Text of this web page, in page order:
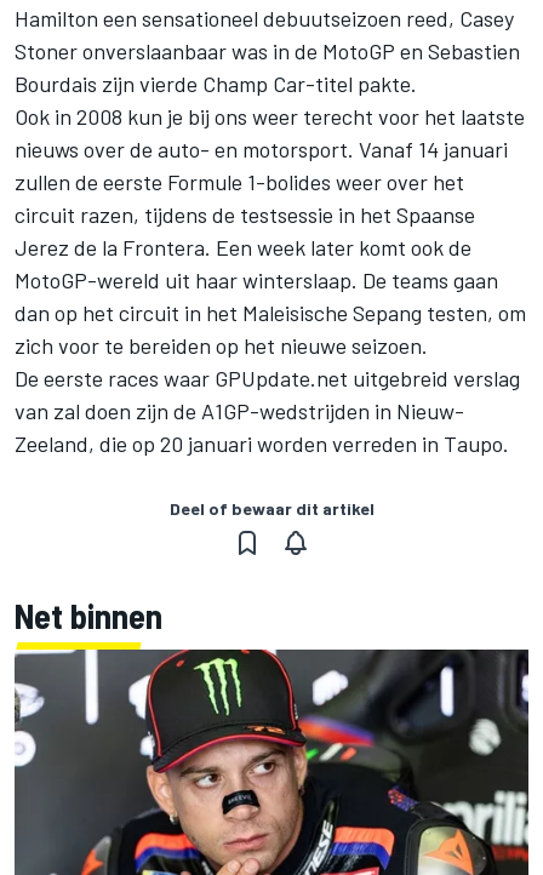
Hamilton een sensationeel debuutseizoen reed, Casey
Stoner onverslaanbaar was in de MotoGP en Sebastien
Bourdais zijn vierde Champ Car-titel pakte.
Ook in 2008 kun je bij ons weer terecht voor het laatste
nieuws over de auto- en motorsport. Vanaf 14 januari
zullen de eerste Formule 1-bolides weer over het
circuit razen, tijdens de testsessie in het Spaanse
Jerez de la Frontera. Een week later komt ook de
MotoGP-wereld uit haar winterslaap. De teams gaan
dan op het circuit in het Maleisische Sepang testen, om
zich voor te bereiden op het nieuwe seizoen.
De eerste races waar GPUpdate.net uitgebreid verslag
van zal doen zijn de A1GP-wedstrijden in Nieuw-
Zeeland, die op 20 januari worden verreden in Taupo.
Deel of bewaar dit artikel
Net binnen